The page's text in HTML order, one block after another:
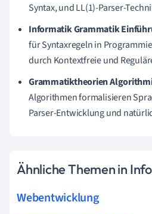
Syntax, und LL(1)-Parser-
Informatik Grammatik
für Syntaxregeln in
durch Kontextfreie und
Grammatiktheorien
Algorithmen formalisieren
Parser-Entwicklung und
Ähnliche Themen in
Webentwicklung